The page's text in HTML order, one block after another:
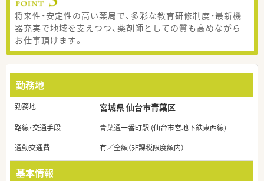
将来性・安定性の高い薬局で、多彩な教育研修制度・最新機
器充実で地域を支えつつ、薬剤師としての質も高めながら
お仕事頂けます。
勤務地
勤務地 宮城県 仙台市青葉区
路線・交通手段
青葉通一番町駅 (仙台市営地下鉄東西線)
通勤交通費
有／全額（非課税限度額内）
基本情報